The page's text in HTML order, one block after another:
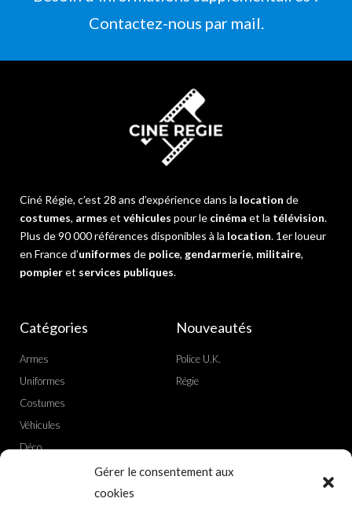
Gérer le consentement aux
cookies
Contactez-nous par mail.
Ciné Régie, c’est 28 ans d’expérience dans la location de
costumes, armes et véhicules pour le cinéma et la télévision.
Plus de 90 000 références disponibles à la location. 1er loueur
en France d’uniformes de police, gendarmerie, militaire,
pompieret services publiques.
Catégories
Armes
Uniformes
Costumes
Véhicules
Déco
Nouveautés
Police U.K.
Régie